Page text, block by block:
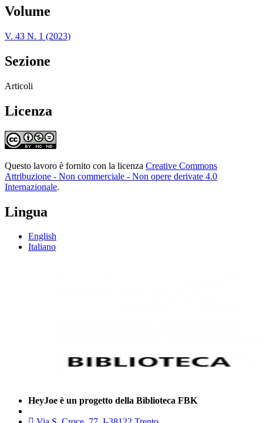
Volume
V. 43 N. 1 (2023)
Sezione
Articoli
Licenza
Questo lavoro è fornito con la licenza Creative Commons
Attribuzione - Non commerciale - Non opere derivate 4.0
Internazionale.
Lingua
English
Italiano
HeyJoe è un progetto della Biblioteca FBK